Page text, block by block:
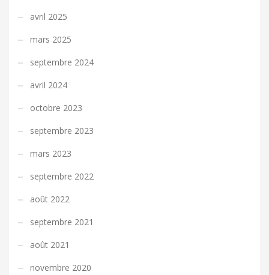
avril 2025
mars 2025
septembre 2024
avril 2024
octobre 2023
septembre 2023
mars 2023
septembre 2022
août 2022
septembre 2021
août 2021
novembre 2020